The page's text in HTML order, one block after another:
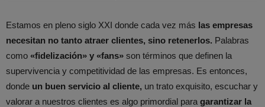
Estamos en pleno siglo XXI donde cada vez más las empresas
necesitan no tanto atraer clientes, sino retenerlos. Palabras
como «fidelización» y «fans» son términos que definen la
supervivencia y competitividad de las empresas. Es entonces,
donde un buen servicio al cliente, un trato exquisito, escuchar y
valorar a nuestros clientes es algo primordial para garantizar la